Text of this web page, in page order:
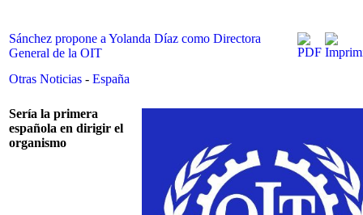
Sánchez propone a Yolanda Díaz como Directora
General de la OIT
Otras Noticias - España
Sería la primera
española en dirigir el
organismo